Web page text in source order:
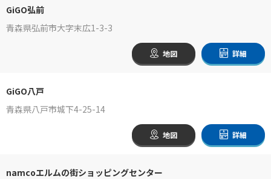
GiGO弘前
青森県弘前市大字末広1-3-3
地図 詳細
GiGO八戸
青森県八戸市城下4-25-14
地図 詳細
namcoエルムの街ショッピングセンター